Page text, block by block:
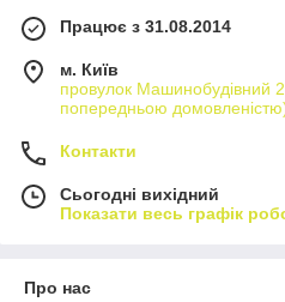
Працює з 31.08.2014
м. Київ
провулок Машинобудівний
попередньою
Контакти
Сьогодні вихідний
Показати весь графік
Про нас